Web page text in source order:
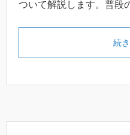
ついて解説します。普段
続